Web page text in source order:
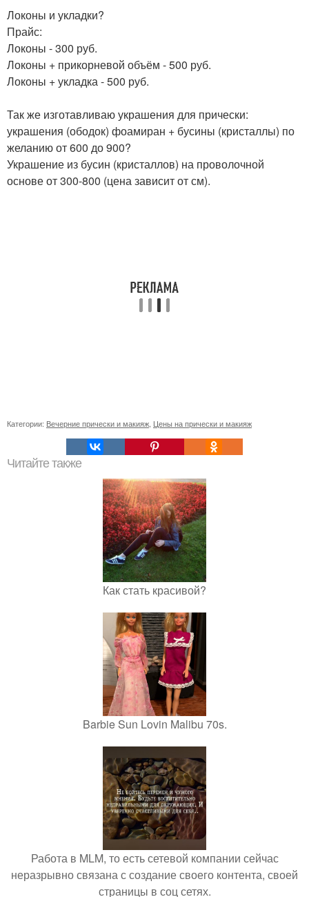
Локоны и укладки?
Прайс:
Локоны - 300 руб.
Локоны + прикорневой объём - 500 руб.
Локоны + укладка - 500 руб.
Так же изготавливаю украшения для прически:
украшения (ободок) фоамиран + бусины (кристаллы) по
желанию от 600 до 900?
Украшение из бусин (кристаллов) на проволочной
основе от 300-800 (цена зависит от см).
Категории: Вечерние прически и макияж Цены на прически и макияж
Читайте также
Как стать красивой?
Barbie Sun Lovin Malibu 70s.
Работа в MLM, то есть сетевой компании сейчас
неразрывно связана с создание своего контента, своей
страницы в соц сетях.